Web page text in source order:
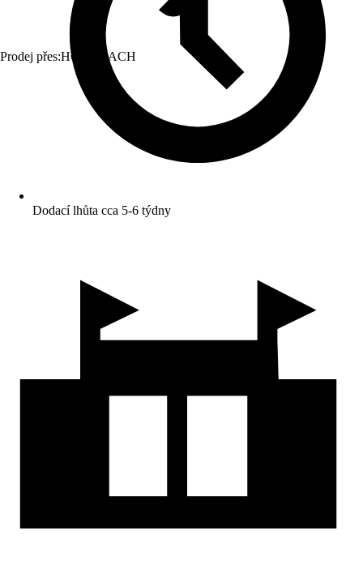
Prodej přes:HORNBACH
Dodací lhůta cca 5-6 týdny